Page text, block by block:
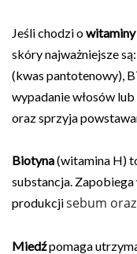
Jeśli chodzi o
skóry najważniejsze
(kwas pantotenowy),
wypadanie włosów
oraz sprzyja
Biotyna(witamina H)
substancja. Zapobiega
produkcjisebum
Miedźpomaga